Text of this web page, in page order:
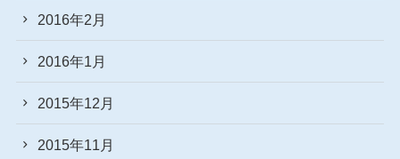
2016年2月
2016年1月
2015年12月
2015年11月